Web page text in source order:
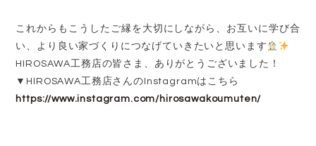
これからもこうしたご縁を大切にしながら、お互いに学び合
い、より良い家づくりにつなげていきたいと思います
HIROSAWA工務店の皆さま、ありがとうございました！
▼HIROSAWA工務店さんのInstagramはこちら
https://www.instagram.com/hirosawakoumuten/